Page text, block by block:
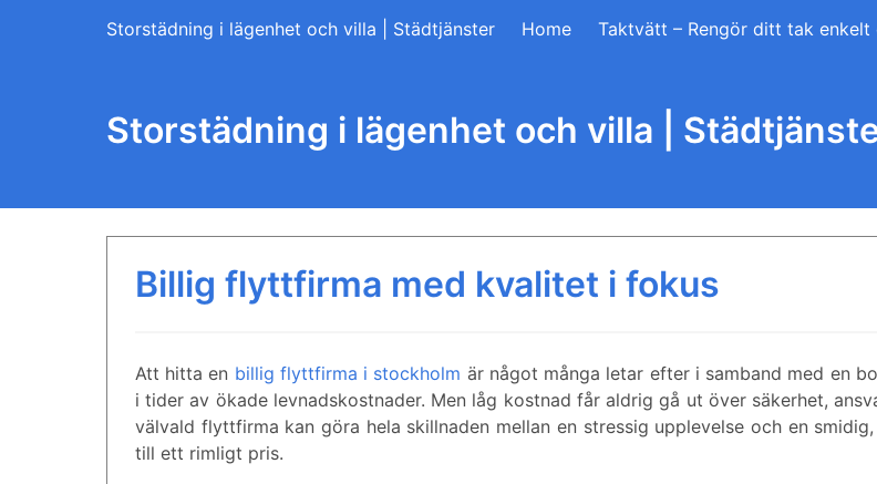
Storstädning i lägenhet och villa | Städtjänster Home Taktvätt – Rengör ditt tak
Storstädning i lägenhet och villa |
Billig flyttfirma med kvalitet i fokus
Att hitta en billig flyttfirma i stockholm är något många letar efter i samband med en
i tider av ökade levnadskostnader. Men låg kostnad får aldrig gå ut över säkerhet,
välvald flyttfirma kan göra hela skillnaden mellan en stressig upplevelse och en
till ett rimligt pris.